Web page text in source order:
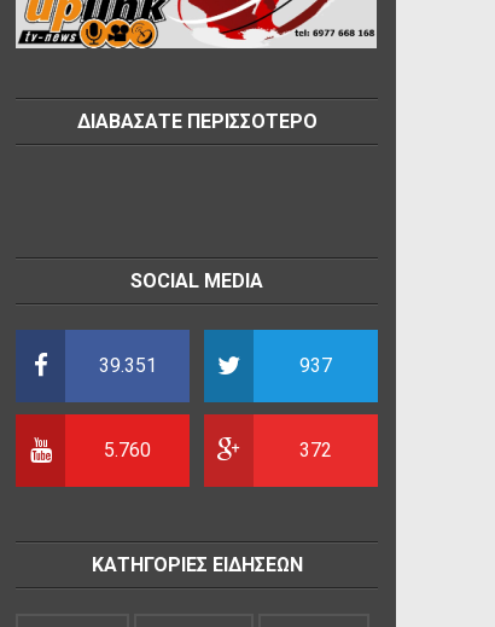
ΔΙΑΒΑΣΑΤΕ ΠΕΡΙΣΣΟΤΕΡΟ
SOCIAL MEDIA
39.351 937
5.760 372
ΚΑΤΗΓΟΡΙΕΣ ΕΙΔΗΣΕΩΝ